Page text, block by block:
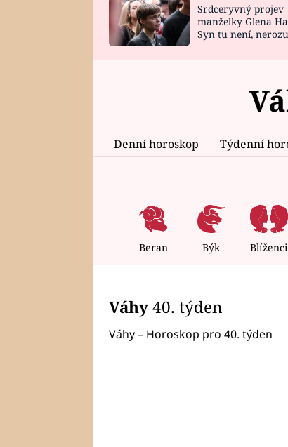
HOROSKOP NA
CELEBRITY
VAŘENÍ
Srdceryvný projev
manželky Glena
Syn tu není,
Denní horoskop Týdenní
Beran Býk Blíženci
Váhy40. týden
Váhy – Horoskop pro 40. týden